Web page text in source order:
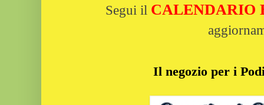
Segui il CALENDARIO
Il negozio per i